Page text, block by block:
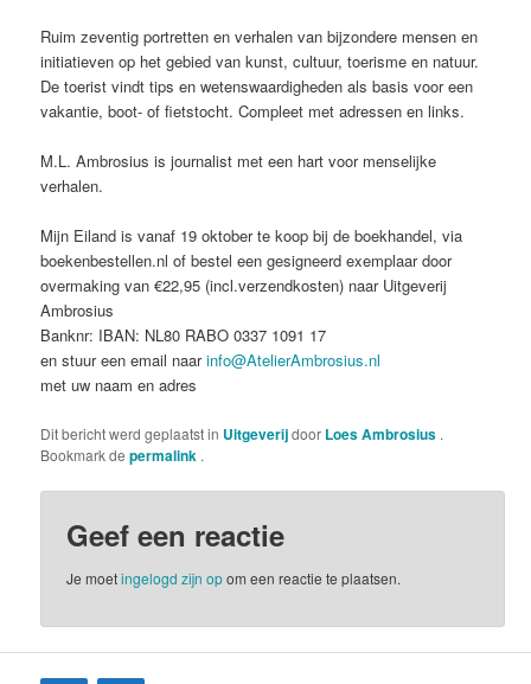
Ruim zeventig portretten en verhalen van bijzondere mensen en
initiatieven op het gebied van kunst, cultuur, toerisme en natuur.
De toerist vindt tips en wetenswaardigheden als basis voor een
vakantie, boot- of fietstocht. Compleet met adressen en links.
M.L. Ambrosius is journalist met een hart voor menselijke
verhalen.
Mijn Eiland is vanaf 19 oktober te koop bij de boekhandel, via
boekenbestellen.nl of bestel een gesigneerd exemplaar door
overmaking van €22,95 (incl.verzendkosten) naar Uitgeverij
Ambrosius
Banknr: IBAN: NL80 RABO 0337 1091 17
en stuur een email naarinfo@AtelierAmbrosius.nl
met uw naam en adres
Dit bericht werd geplaatst in Uitgeverijdoor Loes Ambrosius .
Bookmark depermalink .
Geef een reactie
Je moetingelogd zijn opom een reactie te plaatsen.